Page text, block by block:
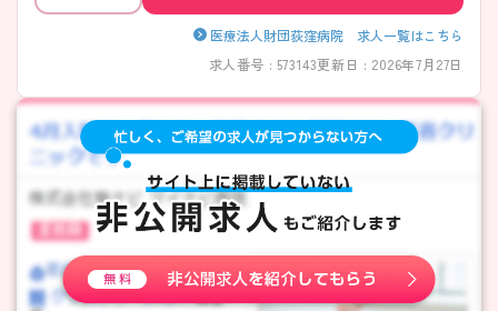
医療法人財団荻窪病院 求人一覧はこちら
求人番号 : 573143更新日 : 2026年7月27日